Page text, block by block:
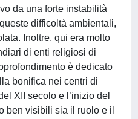
da una forte instabilità
difficoltà ambientali,
Inoltre, qui era molto
di enti religiosi di
è dedicato
bonifica nei centri di
XII secolo e l’inizio del
ben visibili sia il ruolo e il